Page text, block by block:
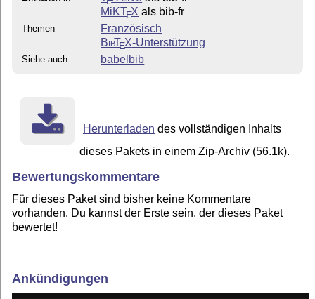
MiKTEX als bib-fr
Themen
Französisch
BibTEX-Unterstützung
Siehe auch babelbib
Herunterladen des vollständigen Inhalts
dieses Pakets in einem Zip-Archiv (56.1k).
Bewertungskommentare
Für dieses Paket sind bisher keine Kommentare
vorhanden. Du kannst der Erste sein, der dieses Paket
bewertet!
Ankündigungen